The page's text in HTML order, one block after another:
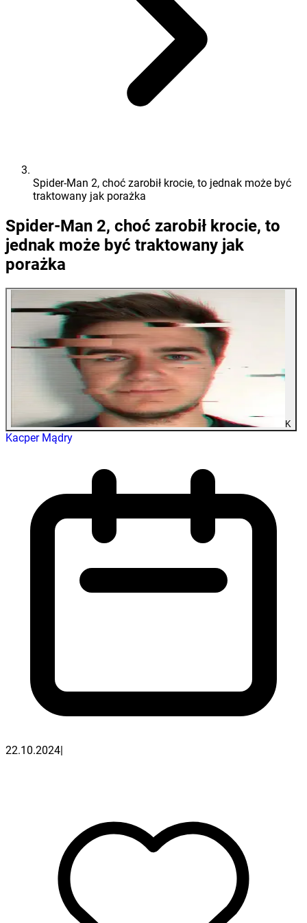
Spider-Man 2, choć zarobił krocie, to jednak może być
traktowany jak porażka
Spider-Man 2, choć zarobił krocie, to
jednak może być traktowany jak
porażka
K
Kacper Mądry
22.10.2024|